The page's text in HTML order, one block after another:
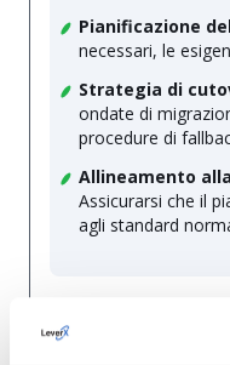
Pianificazione
necessari, le
Strategia di
ondate di
procedure di
Allineamento
Assicurarsi che il
agli standard
3.